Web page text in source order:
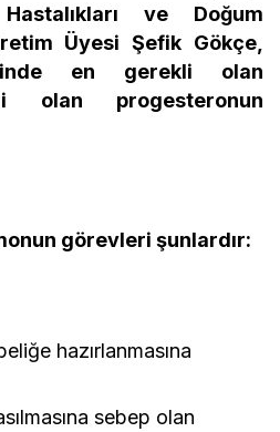
ve Doğum
Üyesi Şefik Gökçe,
en gerekli olan
olan progesteronun
görevleri şunlardır:
hazırlanmasına
sebep olan